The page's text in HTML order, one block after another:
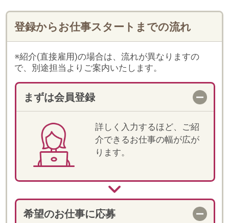
希望のお仕事に応募
お仕事に応募してくださ
い。当社からもご登録時に
に、メールやお電話でご案
内します。
一次選考
登録時に入力いただいた内
容をもとに一次選考を行い
電話での詳細確認